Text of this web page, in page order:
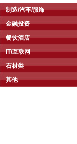
制造/汽车/服饰
金融投资
餐饮酒店
IT/互联网
石材类
其他